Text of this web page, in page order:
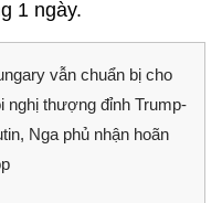
1 ngày.
vẫn chuẩn bị cho
nghị thượng đỉnh Trump-
Nga phủ nhận hoãn